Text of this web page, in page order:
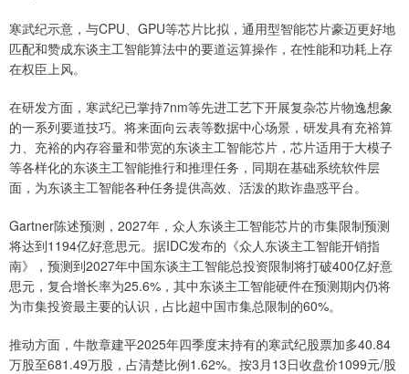
寒武纪示意，与CPU、GPU等芯片比拟，通用型智能芯片豪迈更好地
匹配和赞成东谈主工智能算法中的要道运算操作，在性能和功耗上存
在权臣上风。
在研发方面，寒武纪已掌持7nm等先进工艺下开展复杂芯片物逸想象
的一系列要道技巧。将来面向云表等数据中心场景，研发具有充裕算
力、充裕的内存容量和带宽的东谈主工智能芯片，芯片适用于大模子
等各样化的东谈主工智能推行和推理任务，同期在基础系统软件层
面，为东谈主工智能各种任务提供高效、活泼的欺诈蛊惑平台。
Gartner陈述预测，2027年，众人东谈主工智能芯片的市集限制预测
将达到1194亿好意思元。据IDC发布的《众人东谈主工智能开销指
南》，预测到2027年中国东谈主工智能总投资限制将打破400亿好意
思元，复合增长率为25.6%，其中东谈主工智能硬件在预测期内仍将
为市集投资最主要的认识，占比超中国市集总限制的60%。
推动方面，牛散章建平2025年四季度末持有的寒武纪股票加多40.84
万股至681.49万股，占清楚比例1.62%。按3月13日收盘价1099元/股